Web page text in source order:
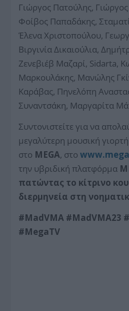
Γιώργος Πατούλης,
Φοίβος Παπαδάκης,
Έλενα Χριστοπούλου,
Βιργινία Δικαιούλια,
Ζενεβιέβ Μαζαρί, Sidarta,
Μαρκουλάκης, Μανώλης
Καράβας, Πηνελόπη
Συναντσάκη, Μαργαρίτα
Συντονιστείτε για να
μεγαλύτερη μουσική
στο MEGA, στο
την υβριδική πλατφόρμα
πατώντας το κίτρινο
διερμηνεία στη
#MadVMA #MadVMA23 #
#MegaTV